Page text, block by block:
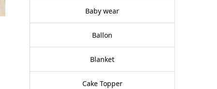
Baby wear
Ballon
Blanket
Cake Topper